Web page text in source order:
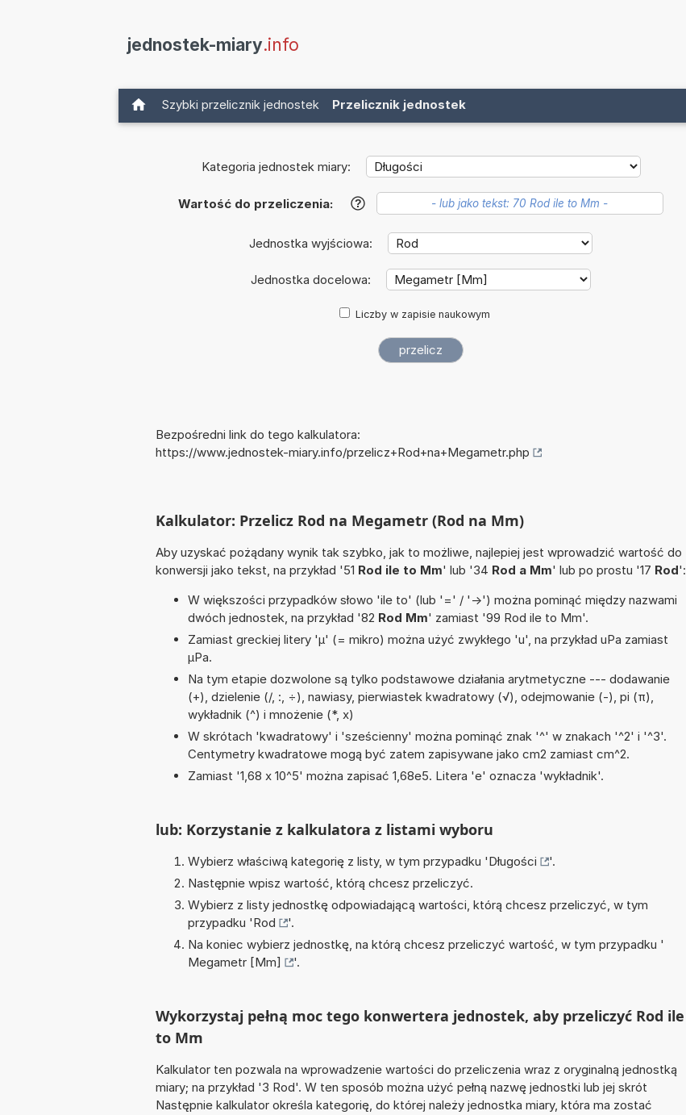
jednostek-miary.info
Szybki przelicznik jednostek Przelicznik jednostek
Kategoria jednostek miary:
Wartość do przeliczenia: ?
Jednostka wyjściowa:
Jednostka docelowa:
Liczby w zapisie naukowym
Bezpośredni link do tego kalkulatora:
https://www.jednostek-miary.info/przelicz+Rod+na+Megametr.php
Kalkulator: Przelicz Rod na Megametr (Rod na Mm)
Aby uzyskać pożądany wynik tak szybko, jak to możliwe, najlepiej jest wprowadzić wartość do
konwersji jako tekst, na przykład '51 Rod ile to Mm' lub '34 Rod a Mm' lub po prostu '17 Rod':
W większości przypadków słowo 'ile to' (lub '=' / '->') można pominąć między nazwami
dwóch jednostek, na przykład '82 Rod Mm' zamiast '99 Rod ile to Mm'.
Zamiast greckiej litery 'µ' (= mikro) można użyć zwykłego 'u', na przykład uPa zamiast
µPa.
Na tym etapie dozwolone są tylko podstawowe działania arytmetyczne --- dodawanie
(+), dzielenie (/, :, ÷), nawiasy, pierwiastek kwadratowy (√), odejmowanie (-), pi (π),
wykładnik (^) i mnożenie (*, x)
W skrótach 'kwadratowy' i 'sześcienny' można pominąć znak '^' w znakach '^2' i '^3'.
Centymetry kwadratowe mogą być zatem zapisywane jako cm2 zamiast cm^2.
Zamiast '1,68 x 10^5' można zapisać 1,68e5. Litera 'e' oznacza 'wykładnik'.
lub: Korzystanie z kalkulatora z listami wyboru
Wybierz właściwą kategorię z listy, w tym przypadku 'Długości
'.
Następnie wpisz wartość, którą chcesz przeliczyć.
Wybierz z listy jednostkę odpowiadającą wartości, którą chcesz przeliczyć, w tym
przypadku 'Rod
'.
Na koniec wybierz jednostkę, na którą chcesz przeliczyć wartość, w tym przypadku '
Megametr [Mm]
'.
Wykorzystaj pełną moc tego konwertera jednostek, aby przeliczyć Rod ile
to Mm
Kalkulator ten pozwala na wprowadzenie wartości do przeliczenia wraz z oryginalną jednostką
miary; na przykład '3 Rod'. W ten sposób można użyć pełną nazwę jednostki lub jej skrót
Następnie kalkulator określa kategorię, do której należy jednostka miary, która ma zostać